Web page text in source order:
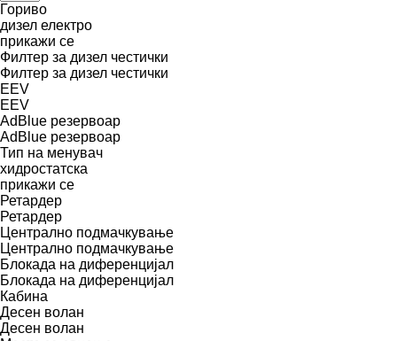
Гориво
дизел електро
прикажи се
Филтер за дизел честички
Филтер за дизел честички
EEV
EEV
AdBlue резервоар
AdBlue резервоар
Тип на менувач
хидростатска
прикажи се
Ретардер
Ретардер
Централно подмачкување
Централно подмачкување
Блокада на диференцијал
Блокада на диференцијал
Кабина
Десен волан
Десен волан